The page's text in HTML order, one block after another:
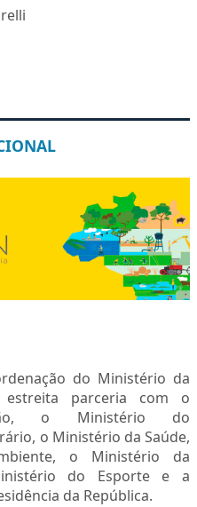
do Ministério da
parceria com o
o Ministério do
o Ministério da Saúde,
o Ministério da
do Esporte e a
da República.